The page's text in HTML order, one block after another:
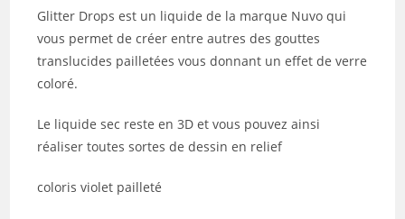
Glitter Drops est un liquide de la marque Nuvo qui
vous permet de créer entre autres des gouttes
translucides pailletées vous donnant un effet de verre
coloré.
Le liquide sec reste en 3D et vous pouvez ainsi
réaliser toutes sortes de dessin en relief
coloris violet pailleté